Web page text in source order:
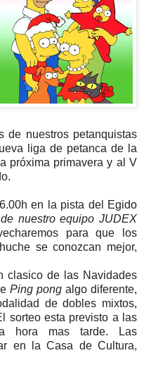
de nuestros petanquistas
liga de petanca de la
próxima primavera y al V
en la pista del Egido
nuestro equipo JUDEX
para que los
se conozcan mejor,
clasico de las Navidades
Ping pong algo diferente,
de dobles mixtos,
sorteo esta previsto a las
hora mas tarde. Las
en la Casa de Cultura,